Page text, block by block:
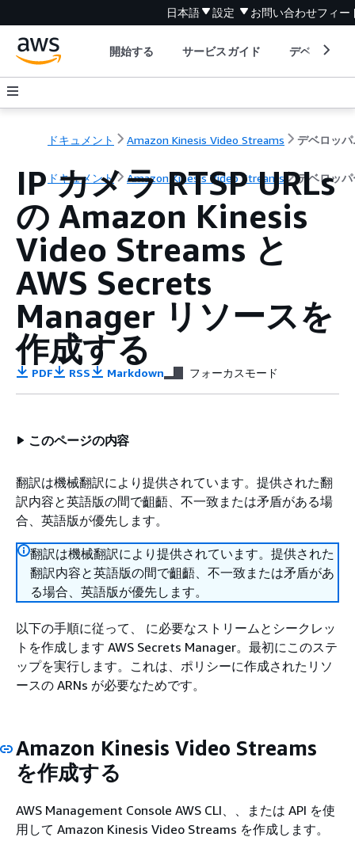
日本語 設定 お問い合わせフィー
開始する サービスガイド デベロッパ
ドキュメント Amazon Kinesis Video Streams デ
ドキュメント Amazon Kinesis Video Streams デベロッ
IP カメラ RTSP URLs
の Amazon Kinesis
Video Streams と
AWS Secrets
Manager リソースを
作成する
PDF RSS Markdown フォーカスモード
このページの内容
翻訳は機械翻訳により提供されています。提供された翻
訳内容と英語版の間で齟齬、不一致または矛盾がある場
合、英語版が優先します。
翻訳は機械翻訳により提供されています。提供された
翻訳内容と英語版の間で齟齬、不一致または矛盾があ
る場合、英語版が優先します。
以下の手順に従って、 に必要なストリームとシークレッ
トを作成します AWS Secrets Manager。最初にこのステ
ップを実行します。これは、ポリシーに作成されたリソ
ースの ARNs が必要なためです。
Amazon Kinesis Video Streams
を作成する
AWS Management Console AWS CLI、、または API を使
用して Amazon Kinesis Video Streams を作成します。